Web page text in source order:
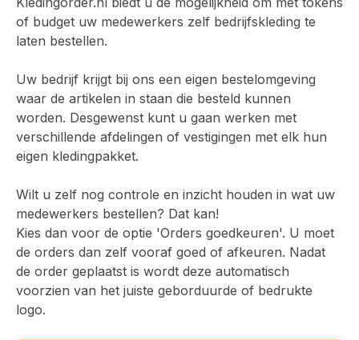
of budget uw medewerkers zelf bedrijfskleding te
laten bestellen.
Uw bedrijf krijgt bij ons een eigen bestelomgeving
waar de artikelen in staan die besteld kunnen
worden. Desgewenst kunt u gaan werken met
verschillende afdelingen of vestigingen met elk hun
eigen kledingpakket.
Wilt u zelf nog controle en inzicht houden in wat uw
medewerkers bestellen? Dat kan!
Kies dan voor de optie 'Orders goedkeuren'. U moet
de orders dan zelf vooraf goed of afkeuren. Nadat
de order geplaatst is wordt deze automatisch
voorzien van het juiste geborduurde of bedrukte
logo.